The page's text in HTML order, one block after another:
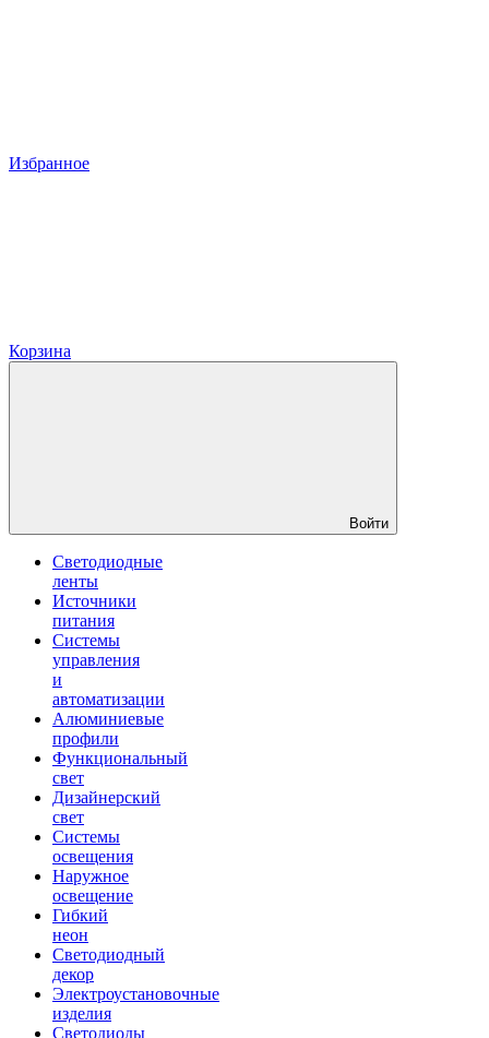
Избранное
Корзина
Войти
Светодиодные
ленты
Источники
питания
Системы
управления
и
автоматизации
Алюминиевые
профили
Функциональный
свет
Дизайнерский
свет
Системы
освещения
Наружное
освещение
Гибкий
неон
Светодиодный
декор
Электроустановочные
изделия
Светодиоды